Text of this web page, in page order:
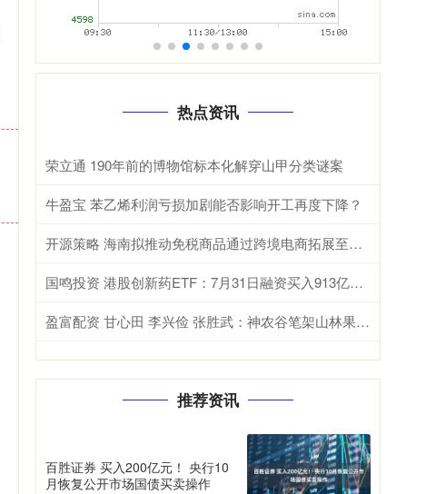
热点资讯
荣立通 190年前的博物馆标本化解穿山甲分类谜案
牛盈宝 苯乙烯利润亏损加剧能否影响开工再度下降？
开源策略 海南拟推动免税商品通过跨境电商拓展至岛外及海外
国鸣投资 港股创新药ETF：7月31日融资买入913亿元，融资融券余额1071亿元
盈富配资 甘心田 李兴俭 张胜武：神农谷笔架山林果野茶_黄宏云_猕猴桃_桐柏
推荐资讯
百胜证券 买入200亿元！ 央行10
月恢复公开市场国债买卖操作